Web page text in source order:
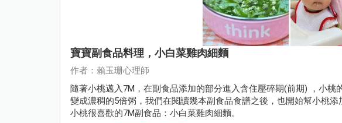
寶寶副食品料理，小白菜雞肉細麵
作者：賴玉珊心理師
隨著小桃邁入7M，在副食品添加的部分進入含住壓碎期(前期) ，小桃
變成濃稠的5倍粥，我們在閱讀幾本副食品食譜之後，也開始幫小桃
小桃很喜歡的7M副食品：小白菜雞肉細麵。